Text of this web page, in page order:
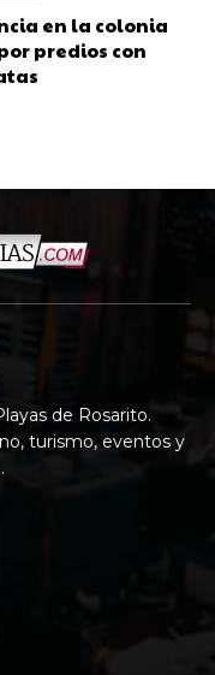
en la colonia
predios con
de Rosarito.
turismo, eventos y